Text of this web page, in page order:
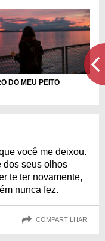
DO MEU PEITO
você me deixou.
dos seus olhos
te ter novamente,
nunca fez.
COMPARTILHAR